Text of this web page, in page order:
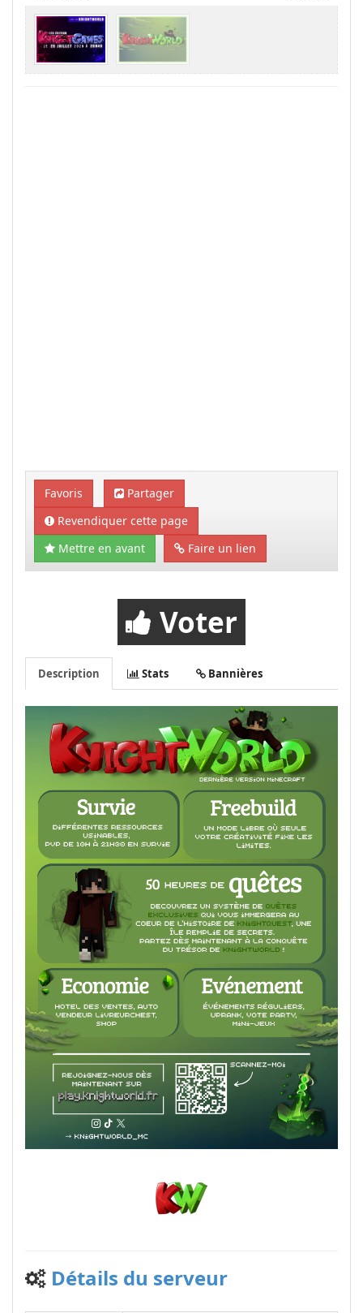
Favoris
Partager
Revendiquer cette page
Mettre en avant
Faire un lien
Voter
Description Stats Bannières
Détails du serveur